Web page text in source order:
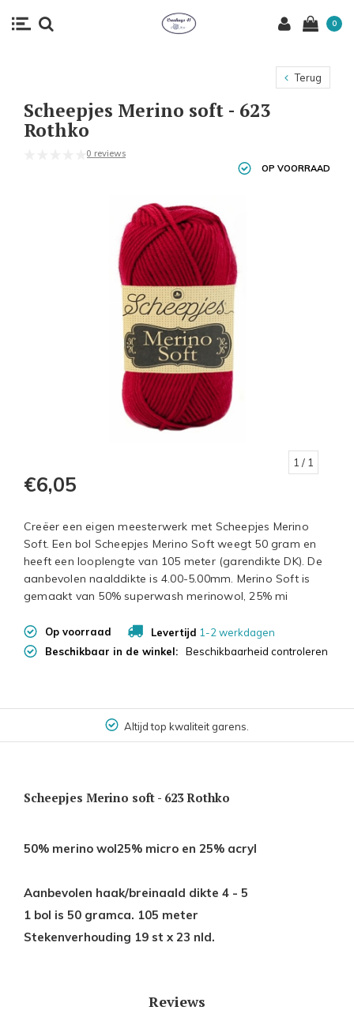
0
Terug
Scheepjes Merino soft - 623
Rothko
0 reviews
OP VOORRAAD
1 / 1
€6,05
Creëer een eigen meesterwerk met Scheepjes Merino
Soft. Een bol Scheepjes Merino Soft weegt 50 gram en
heeft een looplengte van 105 meter (garendikte DK). De
aanbevolen naalddikte is 4.00-5.00mm. Merino Soft is
gemaakt van 50% superwash merinowol, 25% mi
Op voorraad Levertijd 1-2 werkdagen
Beschikbaar in de winkel:
Beschikbaarheid controleren
Altijd top kwaliteit garens.
Scheepjes Merino soft - 623 Rothko
50% merino wol25% micro en 25% acryl
Aanbevolen haak/breinaald dikte 4 - 5
1 bol is 50 gramca. 105 meter
Stekenverhouding 19 st x 23 nld.
Reviews